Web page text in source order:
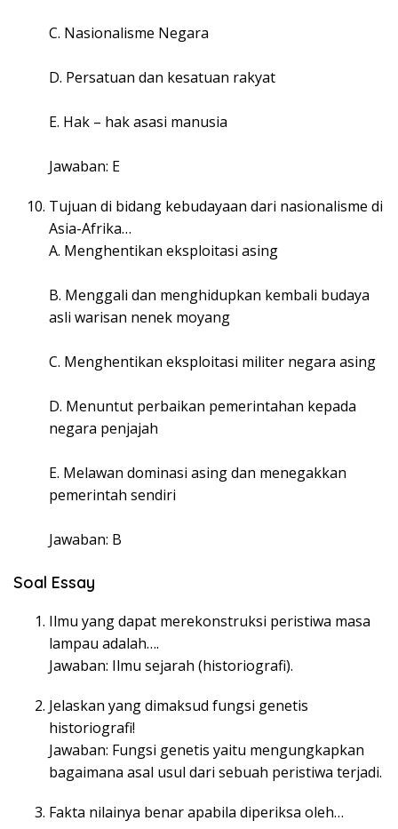
C. Nasionalisme Negara
D. Persatuan dan kesatuan rakyat
E. Hak – hak asasi manusia
Jawaban: E
Tujuan di bidang kebudayaan dari nasionalisme di
Asia-Afrika…
A. Menghentikan eksploitasi asing
B. Menggali dan menghidupkan kembali budaya
asli warisan nenek moyang
C. Menghentikan eksploitasi militer negara asing
D. Menuntut perbaikan pemerintahan kepada
negara penjajah
E. Melawan dominasi asing dan menegakkan
pemerintah sendiri
Jawaban: B
Soal Essay
Ilmu yang dapat merekonstruksi peristiwa masa
lampau adalah….
Jawaban: Ilmu sejarah (historiografi).
Jelaskan yang dimaksud fungsi genetis
historiografi!
Jawaban: Fungsi genetis yaitu mengungkapkan
bagaimana asal usul dari sebuah peristiwa terjadi.
Fakta nilainya benar apabila diperiksa oleh…